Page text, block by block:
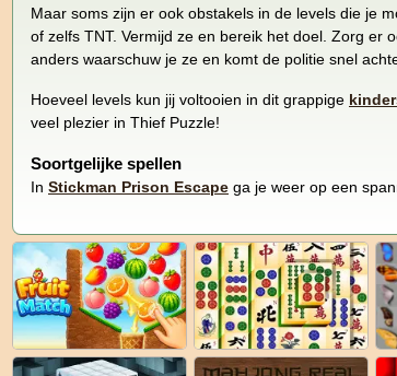
Maar soms zijn er ook obstakels in de levels die je
of zelfs TNT. Vermijd ze en bereik het doel. Zorg er
anders waarschuw je ze en komt de politie snel
Hoeveel levels kun jij voltooien in dit grappige
veel plezier in Thief Puzzle!
Soortgelijke spellen
In Stickman Prison Escape ga je weer op een